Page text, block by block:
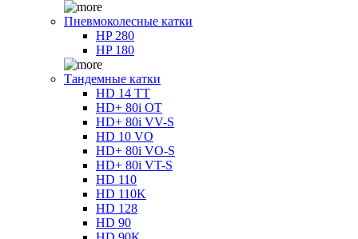
Пневмоколесные катки
HP 280
HP 180
Тандемные катки
HD 14 TT
HD+ 80i OT
HD+ 80i VV-S
HD 10 VO
HD+ 80i VO-S
HD+ 80i VT-S
HD 110
HD 110K
HD 128
HD 90